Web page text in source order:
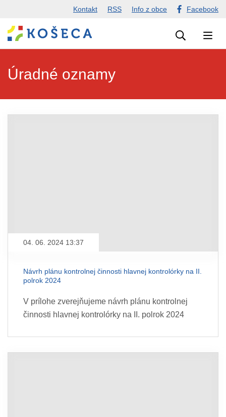
obsah
Kontakt RSS Info z obce Facebook
Úradné oznamy
04. 06. 2024 13:37
Návrh plánu kontrolnej činnosti hlavnej kontrolórky na II.
polrok 2024
V prílohe zverejňujeme návrh plánu kontrolnej
činnosti hlavnej kontrolórky na II. polrok 2024